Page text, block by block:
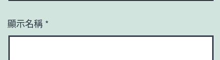
顯示名稱 *